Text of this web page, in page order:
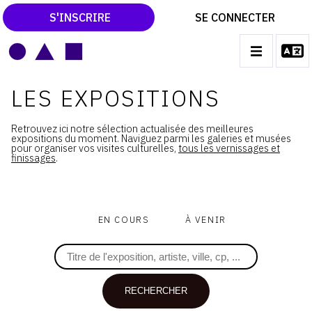
S'INSCRIRE SE CONNECTER
navigation
CATALOGUES RAISONNÉS
LES EXPOSITIONS
ACTUALITÉS DU MONDE DE L'ART
LIBRAIRIE : LIVRES & CATALOGUES
LEXIQUE ARTISTIQUE
LES EXPOSITIONS
Retrouvez ici notre sélection actualisée des meilleures
expositions du moment. Naviguez parmi les galeries et musées
pour organiser vos visites culturelles, tous les vernissages et
finissages.
EN COURS À VENIR